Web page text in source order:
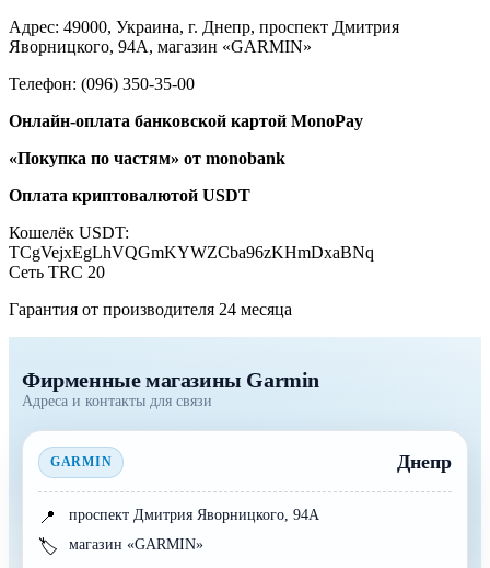
Адрес: 49000, Украина, г. Днепр, проспект Дмитрия
Яворницкого, 94А, магазин «GARMIN»
Телефон: (096) 350-35-00
Онлайн-оплата банковской картой MonoPay
«Покупка по частям» от monobank
Оплата криптовалютой USDT
Кошелёк USDT:
TCgVejxEgLhVQGmKYWZCba96zKHmDxaBNq
Сеть TRC 20
Гарантия от производителя 24 месяцa
Фирменные магазины Garmin
Адреса и контакты для связи
GARMIN Днепр
📍 проспект Дмитрия Яворницкого, 94А
🏷️ магазин «GARMIN»